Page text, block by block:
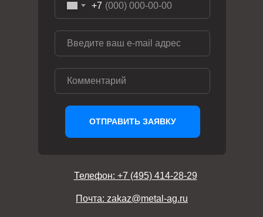
+7
ОТПРАВИТЬ ЗАЯВКУ
Телефон: +7 (495) 414-28-29
Почта: zakaz@metal-ag.ru